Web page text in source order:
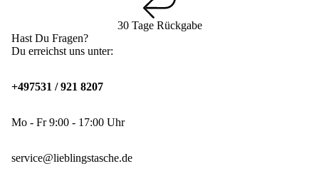
30 Tage Rückgabe
Hast Du Fragen?
Du erreichst uns unter:
+497531 / 921 8207
Mo - Fr 9:00 - 17:00 Uhr
service@lieblingstasche.de